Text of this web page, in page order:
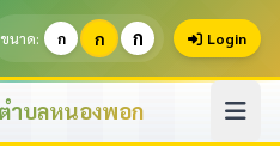
ขนาด: ก ก ก Login
ำบลหนองพอก